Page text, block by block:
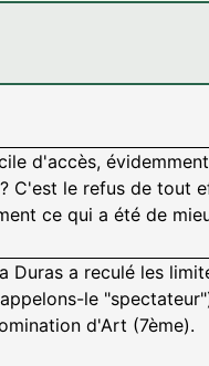
d'accès,
C'est le refus de tout
ce qui a été de
Duras a reculé les
le
d'Art (7ème).